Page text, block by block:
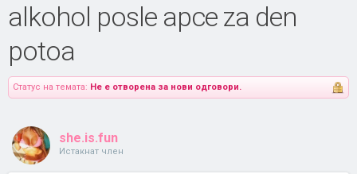
alkohol posle apce za den
potoa
Статус на темата: Не е отворена за нови одговори.
she.is.fun
Истакнат член